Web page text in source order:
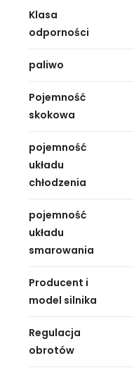
Klasa
odporności
paliwo
Pojemność
skokowa
pojemność
układu
chłodzenia
pojemność
układu
smarowania
Producent i
model silnika
Regulacja
obrotów